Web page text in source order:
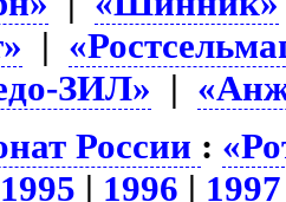
|
ЗИЛ» |
России :
1995 | 1996 | 1997